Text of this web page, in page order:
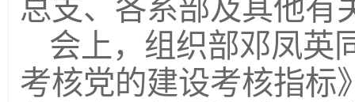
总支、各系部及其他有
会上，组织部邓凤英
考核党的建设考核指标